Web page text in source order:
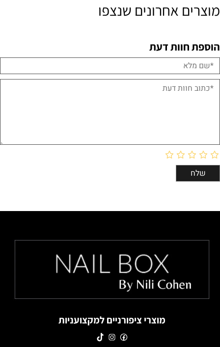
מוצרים אחרונים שנצפו
הוספת חוות דעת
מוצרי ציפורניים למקצועניות